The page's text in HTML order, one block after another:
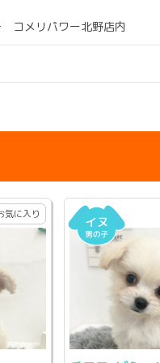
コメリパワー北野店内
気に入り